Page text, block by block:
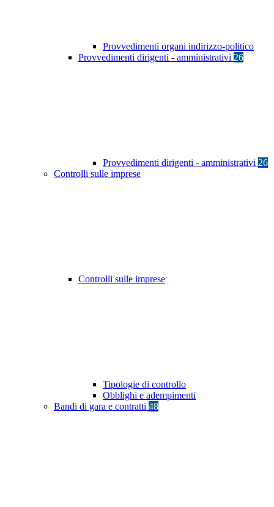
Provvedimenti organi indirizzo-politico
Provvedimenti dirigenti - amministrativi 26
Provvedimenti dirigenti - amministrativi 26
Controlli sulle imprese
Controlli sulle imprese
Tipologie di controllo
Obblighi e adempimenti
Bandi di gara e contratti 48